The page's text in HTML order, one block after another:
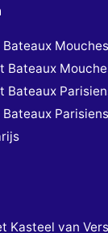
Mouches
Bateaux
Bateaux
Parisiens
Kasteel van